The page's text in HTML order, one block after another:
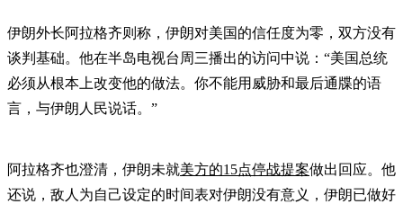
伊朗外长阿拉格齐则称，伊朗对美国的信任度为零，双方没有
谈判基础。他在半岛电视台周三播出的访问中说：“美国总统
必须从根本上改变他的做法。你不能用威胁和最后通牒的语
言，与伊朗人民说话。”
阿拉格齐也澄清，伊朗未就美方的15点停战提案做出回应。他
还说，敌人为自己设定的时间表对伊朗没有意义，伊朗已做好